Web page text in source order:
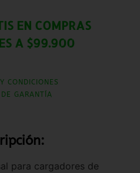
EN COMPRAS
A $99.900
CONDICIONES
GARANTÍA
para cargadores de